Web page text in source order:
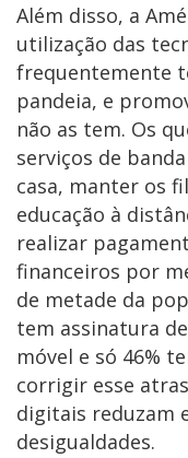
Além disso, a
utilização das
frequentemente
pandeia, e
não as tem. Os
serviços de
casa, manter os
educação à
realizar
financeiros por
de metade da
tem assinatura
móvel e só 46%
corrigir esse
digitais reduzam
desigualdades.